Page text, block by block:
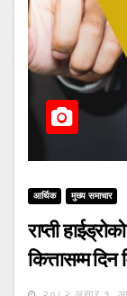
आर्थिक मुख्य समाचार
राप्ती
कित्तासम्म